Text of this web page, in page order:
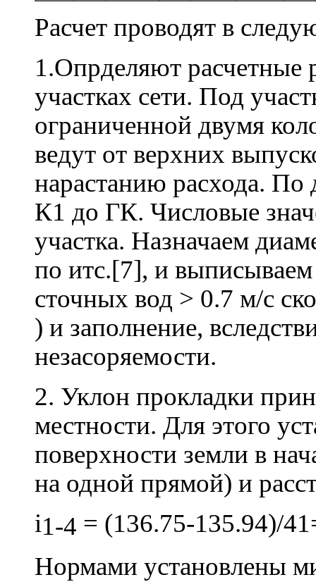
Расчет проводят в
1.Опрделяют расчетные
участках сети. Под
ограниченной двумя
ведут от верхних
нарастанию расхода. По
К1 до ГК. Числовые
участка. Назначаем
по итс.[7], и
сточных вод > 0.7 м/с
) и заполнение,
незасоряемости.
2. Уклон прокладки
местности. Для этого
поверхности земли в
на одной прямой) и
i1-4 = (136.75-135.94)/
Нормами установлены